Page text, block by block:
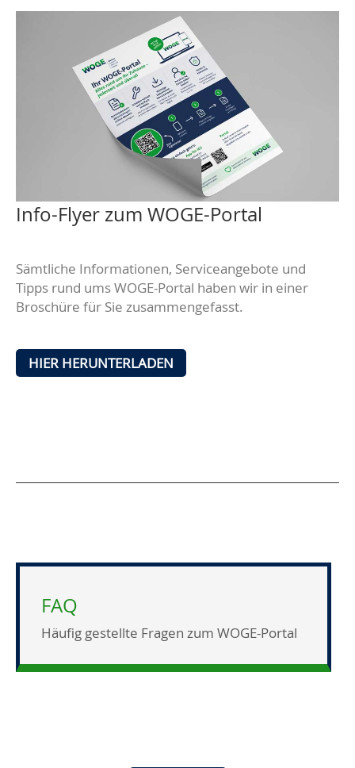
Info-Flyer zum WOGE-Portal
Sämtliche Informationen, Serviceangebote und
Tipps rund ums WOGE-Portal haben wir in einer
Broschüre für Sie zusammengefasst.
HIER HERUNTERLADEN
FAQ
Häufig gestellte Fragen zum WOGE-Portal